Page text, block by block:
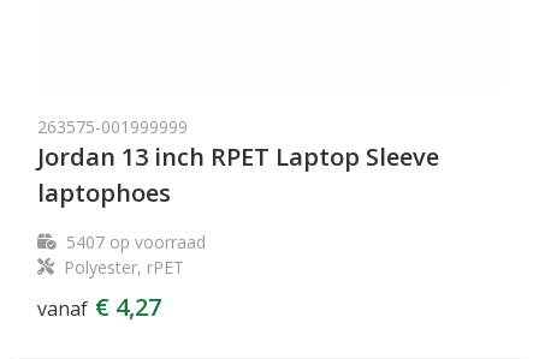
263575-001999999
Jordan 13 inch RPET Laptop Sleeve
laptophoes
5407op voorraad
Polyester, rPET
vanaf € 4,27